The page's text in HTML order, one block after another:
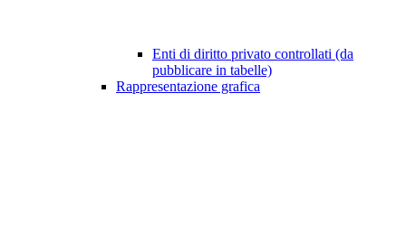
Enti di diritto privato controllati (da
pubblicare in tabelle)
Rappresentazione grafica